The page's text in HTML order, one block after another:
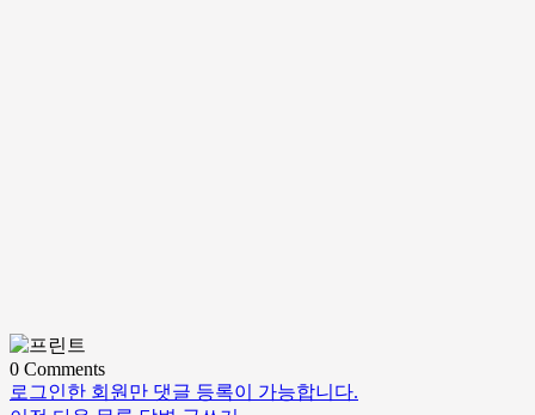
0 Comments
로그인한 회원만 댓글 등록이 가능합니다.